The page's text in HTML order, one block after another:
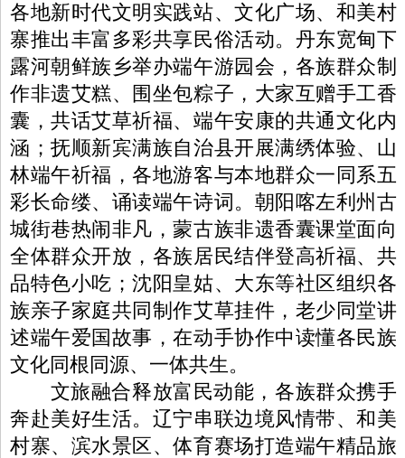
各地新时代文明实践站、文化广场、和美村
寨推出丰富多彩共享民俗活动。丹东宽甸下
露河朝鲜族乡举办端午游园会，各族群众制
作非遗艾糕、围坐包粽子，大家互赠手工香
囊，共话艾草祈福、端午安康的共通文化内
涵；抚顺新宾满族自治县开展满绣体验、山
林端午祈福，各地游客与本地群众一同系五
彩长命缕、诵读端午诗词。朝阳喀左利州古
城街巷热闹非凡，蒙古族非遗香囊课堂面向
全体群众开放，各族居民结伴登高祈福、共
品特色小吃；沈阳皇姑、大东等社区组织各
族亲子家庭共同制作艾草挂件，老少同堂讲
述端午爱国故事，在动手协作中读懂各民族
文化同根同源、一体共生。
文旅融合释放富民动能，各族群众携手
奔赴美好生活。辽宁串联边境风情带、和美
村寨、滨水景区、体育赛场打造端午精品旅